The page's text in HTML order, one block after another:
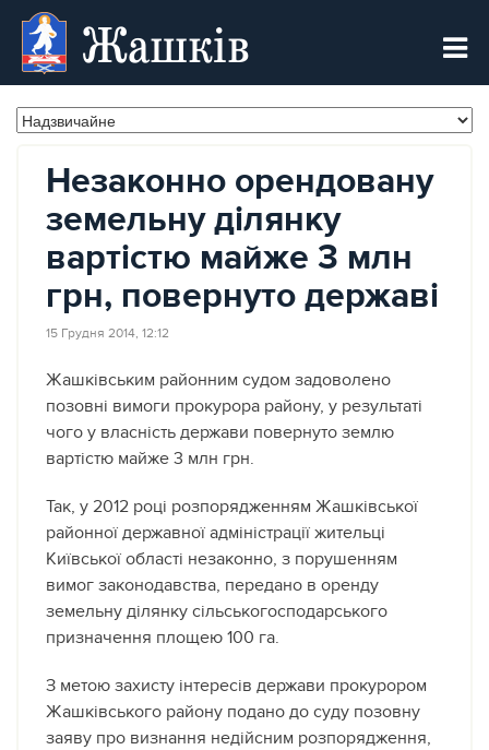
Жашків
Незаконно орендовану
земельну ділянку
вартістю майже 3 млн
грн, повернуто державі
15 Грудня 2014, 12:12
Жашківським районним судом задоволено
позовні вимоги прокурора району, у результаті
чого у власність держави повернуто землю
вартістю майже 3 млн грн.
Так, у 2012 році розпорядженням Жашківської
районної державної адміністрації жительці
Київської області незаконно, з порушенням
вимог законодавства, передано в оренду
земельну ділянку сільськогосподарського
призначення площею 100 га.
З метою захисту інтересів держави прокурором
Жашківського району подано до суду позовну
заяву про визнання недійсним розпорядження,